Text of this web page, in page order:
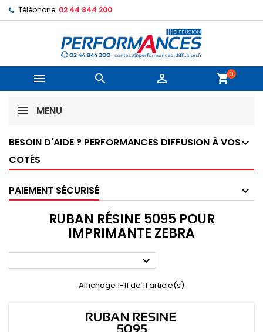
Téléphone: 02 44 844 200
   shopping_cart0
MENU
BESOIN D'AIDE ? PERFORMANCES DIFFUSION À VOS
COTÉS
PAIEMENT SÉCURISÉ
RUBAN RÉSINE 5095 POUR
IMPRIMANTE ZEBRA

Affichage 1-11 de 11 article(s)